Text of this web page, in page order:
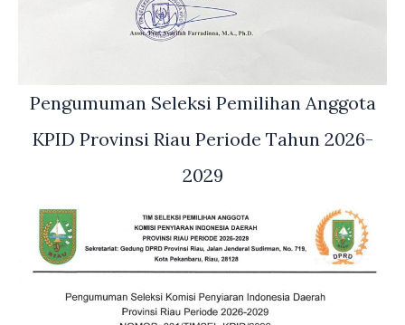
Pengumuman Seleksi Pemilihan Anggota
KPID Provinsi Riau Periode Tahun 2026-
2029